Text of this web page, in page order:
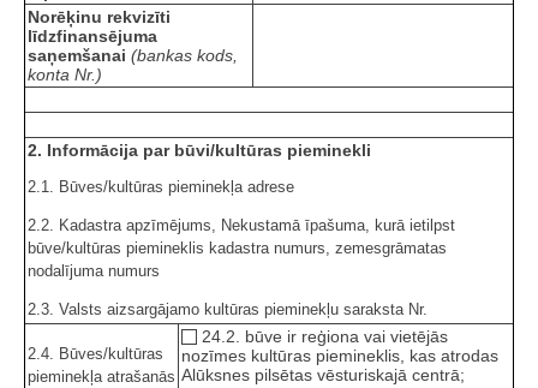
Norēķinu rekvizīti
līdzfinansējuma
saņemšanai (bankas kods,
konta Nr.)
2. Informācija par būvi/kultūras pieminekli
2.1. Būves/kultūras pieminekļa adrese
2.2. Kadastra apzīmējums, Nekustamā īpašuma, kurā ietilpst
būve/kultūras piemineklis kadastra numurs, zemesgrāmatas
nodalījuma numurs
2.3. Valsts aizsargājamo kultūras pieminekļu saraksta Nr.
2.4. Būves/kultūras
pieminekļa atrašanās
24.2. būve ir reģiona vai vietējās
nozīmes kultūras piemineklis, kas atrodas
Alūksnes pilsētas vēsturiskajā centrā;